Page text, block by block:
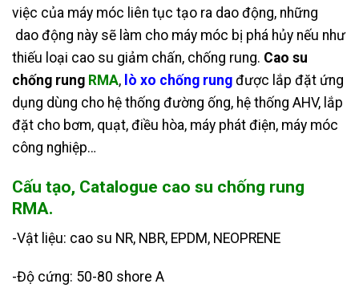
việc của máy móc liên tục tạo ra dao động, những
dao động này sẽ làm cho máy móc bị phá hủy nếu như
thiếu loại cao su giảm chấn, chống rung. Cao su
chống rung RMA, lò xo chống rung được lắp đặt ứng
dụng dùng cho hệ thống đường ống, hệ thống AHV, lắp
đặt cho bơm, quạt, điều hòa, máy phát điện, máy móc
công nghiệp…
Cấu tạo, Catalogue cao su chống rung
RMA.
-Vật liệu: cao su NR, NBR, EPDM, NEOPRENE
-Độ cứng: 50-80 shore A